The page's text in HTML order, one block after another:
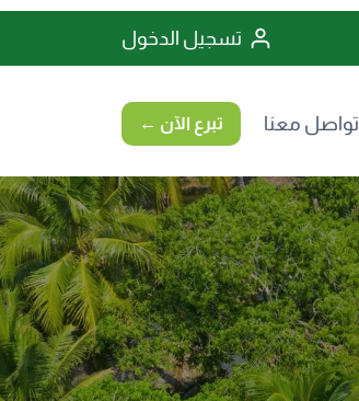
تسجيل الدخول
تواصل معنا تبرع الآن ←